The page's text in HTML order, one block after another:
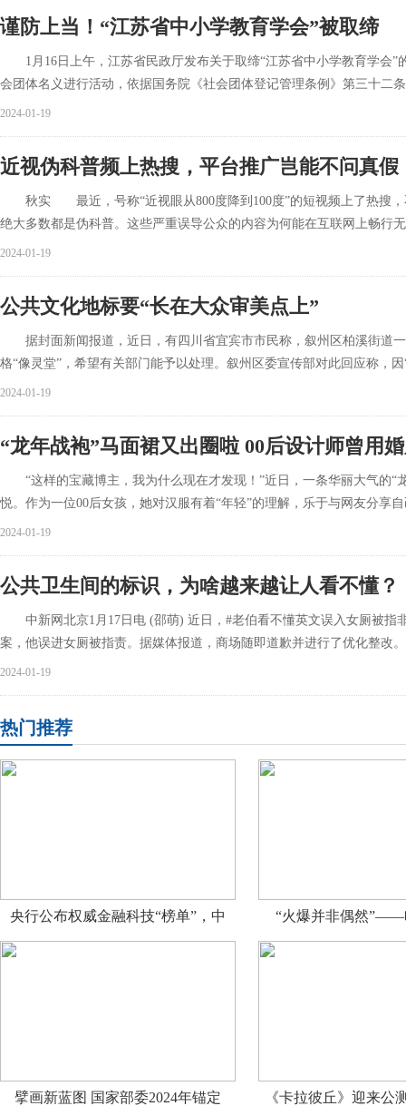
谨防上当！“江苏省中小学教育学会”被取缔
1月16日上午，江苏省民政厅发布关于取缔“江苏省中小学教育学会”
会团体名义进行活动，依据国务院《社会团体登记管理条例》第三十二条
2024-01-19
近视伪科普频上热搜，平台推广岂能不问真假
秋实 最近，号称“近视眼从800度降到100度”的短视频上了热搜，
绝大多数都是伪科普。这些严重误导公众的内容为何能在互联网上畅行
2024-01-19
公共文化地标要“长在大众审美点上”
据封面新闻报道，近日，有四川省宜宾市市民称，叙州区柏溪街道
格“像灵堂”，希望有关部门能予以处理。叙州区委宣传部对此回应称，
2024-01-19
“龙年战袍”马面裙又出圈啦 00后设计师曾用
“这样的宝藏博主，我为什么现在才发现！”近日，一条华丽大气的“
悦。作为一位00后女孩，她对汉服有着“年轻”的理解，乐于与网友分享
2024-01-19
公共卫生间的标识，为啥越来越让人看不懂？
中新网北京1月17日电 (邵萌) 近日，#老伯看不懂英文误入女厕被指
案，他误进女厕被指责。据媒体报道，商场随即道歉并进行了优化整
2024-01-19
热门推荐
央行公布权威金融科技“榜单”，中 “火爆并非偶然”——
擘画新蓝图 国家部委2024年锚定 《卡拉彼丘》迎来公